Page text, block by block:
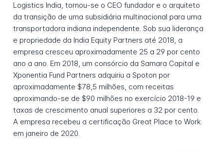
Logistics India, tornou-se o CEO fundador e o arquiteto
da transição de uma subsidiária multinacional para uma
transportadora indiana independente. Sob sua liderança
e propriedade da India Equity Partners até 2018, a
empresa cresceu aproximadamente 25 a 29 por cento
ano a ano. Em 2018, um consórcio da Samara Capital e
Xponentia Fund Partners adquiriu a Spoton por
aproximadamente $78,5 milhões, com receitas
aproximando-se de $90 milhões no exercício 2018-19 e
taxas de crescimento anual superiores a 32 por cento.
A empresa recebeu a certificação Great Place to Work
em janeiro de 2020.